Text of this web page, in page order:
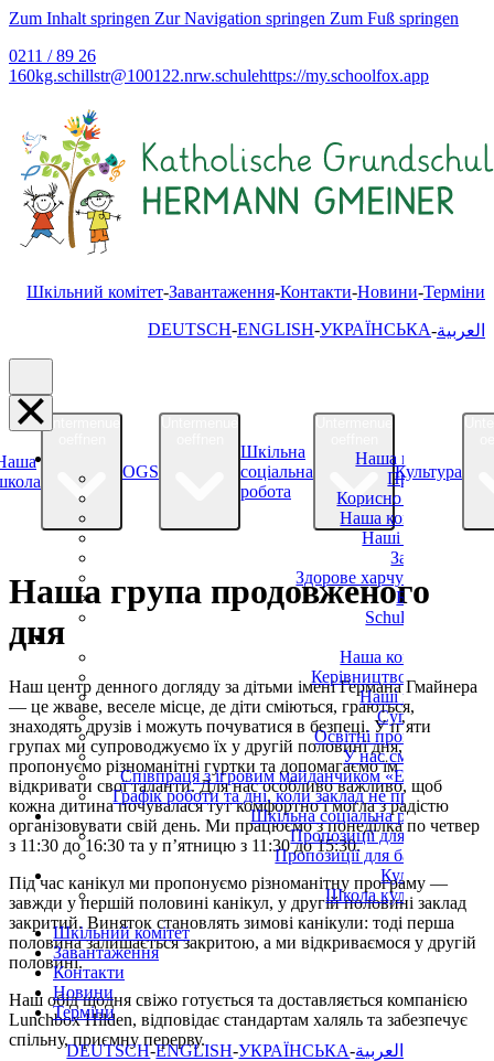
Zum Inhalt springen Zur Navigation springen Zum Fuß springen
0211 / 89 26
160kg.schillstr@100122.nrw.schulehttps://my.schoolfox.app
Шкільний комітет Завантаження Контакти Новини Терміни
DEUTSCH ENGLISH УКРАЇНСЬКА العربية
Наша школа
Про нас
Корисно знати
Наша команда
Наші класи
Заняття
Здорове харчування
Батьки
Schulverein
Наша команда
Керівництво OGS
Наші групи
Супровід
Освітні програми
У нас смачно!
Співпраця з ігровим майданчиком «Еллер»
Графік роботи та дні, коли заклад не працює
Шкільна соціальна робота
Пропозиції для дітей
Пропозиції для батьків
Культура
Школа культури
Шкільний комітет
Завантаження
Контакти
Новини
Терміни
DEUTSCH ENGLISH УКРАЇНСЬКА العربية
Untermenue
OGS
Шкільна
соціальна
робота
Культура
Наша група продовженого
дня
Наш центр денного догляду за дітьми імені Германа Гмайнера
— це жваве, веселе місце, де діти сміються, граються,
знаходять друзів і можуть почуватися в безпеці. У п’яти
групах ми супроводжуємо їх у другій половині дня,
пропонуємо різноманітні гуртки та допомагаємо їм
відкривати свої таланти. Для нас особливо важливо, щоб
кожна дитина почувалася тут комфортно і могла з радістю
організовувати свій день. Ми працюємо з понеділка по четвер
з 11:30 до 16:30 та у п’ятницю з 11:30 до 15:30.
Під час канікул ми пропонуємо різноманітну програму —
завжди у першій половині канікул, у другій половині заклад
закритий. Виняток становлять зимові канікули: тоді перша
половина залишається закритою, а ми відкриваємося у другій
половині.
Наш обід щодня свіжо готується та доставляється компанією
Lunchbox Hilden, відповідає стандартам халяль та забезпечує
спільну, приємну перерву.